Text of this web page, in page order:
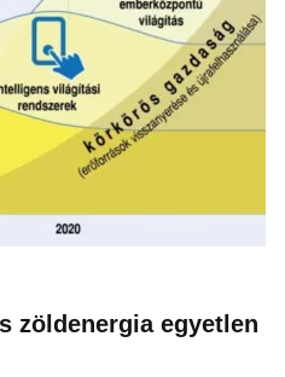
zöldenergia egyetlen